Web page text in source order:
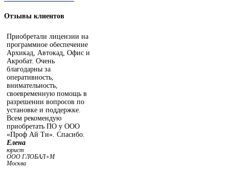
Отзывы клиентов
Приобретали лицензии на
программное обеспечение
Архикад, Автокад, Офис и
Акробат. Очень
благодарны за
оперативность,
внимательность,
своевременную помощь в
разрешении вопросов по
установке и поддержке.
Всем рекомендую
приобретать ПО у ООО
«Проф Ай Ти». Спасибо.
Елена
юрист
ООО ГЛОБАЛ+М
Москва